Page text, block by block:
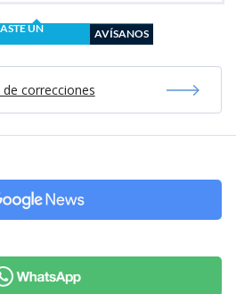
UN
AVÍSANOS
correcciones